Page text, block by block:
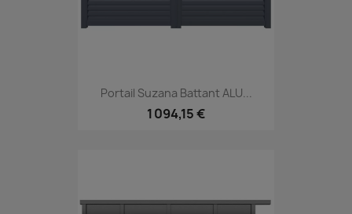
Portail Suzana Battant ALU...
1 094,15 €